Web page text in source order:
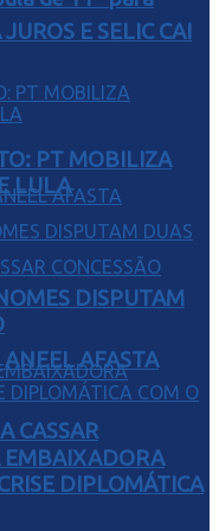
E SELIC CAI
ANEEL AFASTA
CASSAR
PT MOBILIZA
LULA
DISPUTAM
EMBAIXADORA
DIPLOMÁTICA